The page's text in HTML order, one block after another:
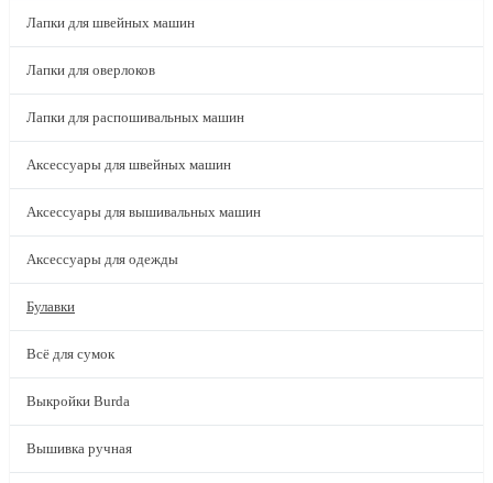
Лапки для швейных машин
Лапки для оверлоков
Лапки для распошивальных машин
Аксессуары для швейных машин
Аксессуары для вышивальных машин
Аксессуары для одежды
Булавки
Всё для сумок
Выкройки Burda
Вышивка ручная